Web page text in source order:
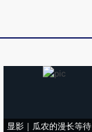
显影｜瓜农的漫长等待